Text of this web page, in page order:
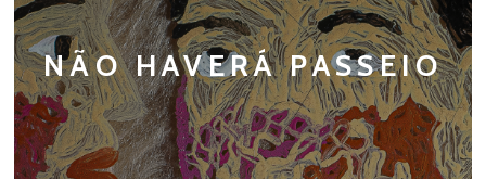
NÃO HAVERÁ PASSEIO